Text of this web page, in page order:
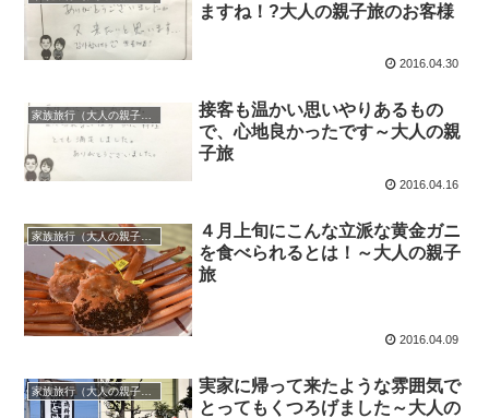
ますね！?大人の親子旅のお客様
2016.04.30
家族旅行（大人の親子旅）
接客も温かい思いやりあるもの
で、心地良かったです～大人の親
子旅
2016.04.16
４月上旬にこんな立派な黄金ガニ
を食べられるとは！～大人の親子
旅
2016.04.09
実家に帰って来たような雰囲気で
とってもくつろげました～大人の